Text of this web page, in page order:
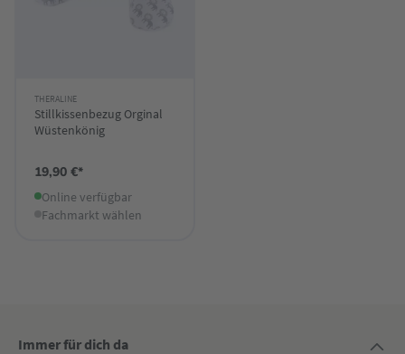
THERALINE
Stillkissenbezug Orginal
Wüstenkönig
19,90 €*
Online verfügbar
Fachmarkt wählen
Immer für dich da